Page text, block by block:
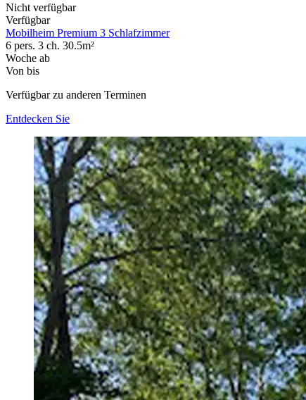
Nicht verfügbar
Verfügbar
Mobilheim Premium 3 Schlafzimmer
6 pers. 3 ch. 30.5m²
Woche ab
Von bis
Verfügbar zu anderen Terminen
Entdecken Sie